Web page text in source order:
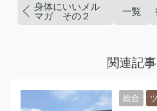
身体にいいメル
マガ その２
一覧
関連記事
総合